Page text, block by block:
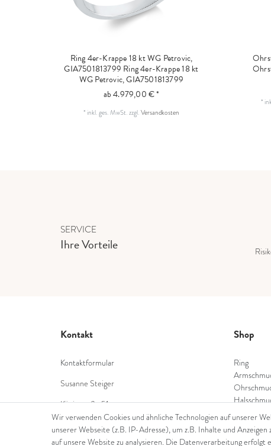
Ring 4er-Krappe 18 kt WG Petrovic,
GIA7501813799 Ring 4er-Krappe 18 kt
WG Petrovic, GIA7501813799
ab 4.979,00 € *
* inkl. ges. MwSt.zzgl.Versandkosten
*
SERVICE
Ihre Vorteile
Kontakt
Kontaktformular
Susanne Steiger
Königstraße 51
53332 Bornheim
Tel.: 022229397468
Shop
Ring
Wir verwenden Cookies und ähnliche Technologien auf unserer
unserer Webseite (z.B. IP-Adresse), um z.B. Inhalte und
auf unsere Website zu analysieren. Die Datenverarbeitung